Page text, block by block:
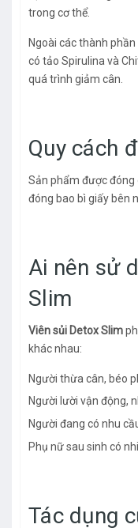
trong cơ thể.
Ngoài các thành
có tảo Spirulina và
quá trình giảm cân.
Quy cách
Sản phẩm được đóng
đóng bao bì giấy bên
Ai nên sử
Slim
Viên sủi Detox Slim
khác nhau:
Người thừa cân, béo
Người lười vận động,
Người đang có nhu
Phụ nữ sau sinh có
Tác dụng